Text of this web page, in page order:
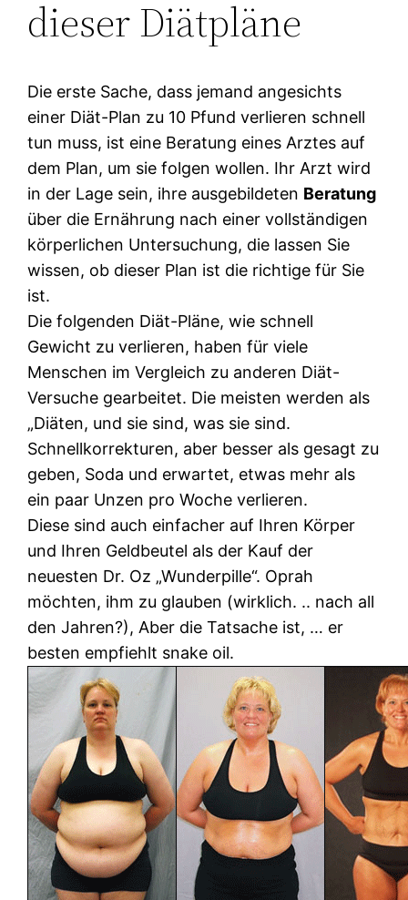
dieser Diätpläne
Die erste Sache, dass jemand angesichts
einer Diät-Plan zu 10 Pfund verlieren schnell
tun muss, ist eine Beratung eines Arztes auf
dem Plan, um sie folgen wollen. Ihr Arzt wird
in der Lage sein, ihre ausgebildeten Beratung
über die Ernährung nach einer vollständigen
körperlichen Untersuchung, die lassen Sie
wissen, ob dieser Plan ist die richtige für Sie
ist.
Die folgenden Diät-Pläne, wie schnell
Gewicht zu verlieren, haben für viele
Menschen im Vergleich zu anderen Diät-
Versuche gearbeitet. Die meisten werden als
„Diäten, und sie sind, was sie sind.
Schnellkorrekturen, aber besser als gesagt zu
geben, Soda und erwartet, etwas mehr als
ein paar Unzen pro Woche verlieren.
Diese sind auch einfacher auf Ihren Körper
und Ihren Geldbeutel als der Kauf der
neuesten Dr. Oz „Wunderpille“. Oprah
möchten, ihm zu glauben (wirklich. .. nach all
den Jahren?), Aber die Tatsache ist, … er
besten empfiehlt snake oil.